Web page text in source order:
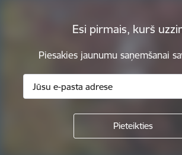
Esi pirmais, kurš
Piesakies jaunumu saņemšanai